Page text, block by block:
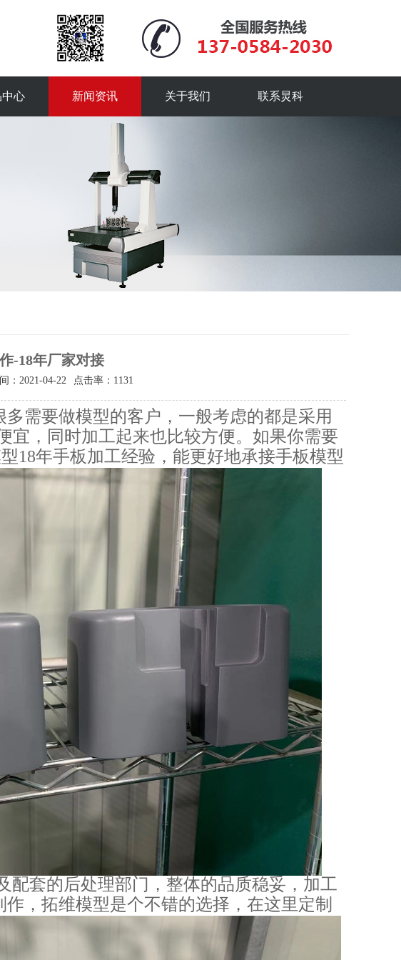
中心 新闻资讯 关于我们 联系炅科
-18年厂家对接
：2021-04-22 点击率： 1131
需要做模型的客户，一般考虑的都是采用
宜，同时加工起来也比较方便。如果你需要
18年手板加工经验，能更好地承接手板模型
配套的后处理部门，整体的品质稳妥，加工
，拓维模型是个不错的选择，在这里定制